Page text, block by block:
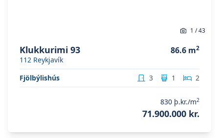
1 /43
Klukkurimi 93
112 Reykjavík
86.6 m2
Fjölbýlishús 3 1 2
830 þ.kr./m2
71.900.000 kr.